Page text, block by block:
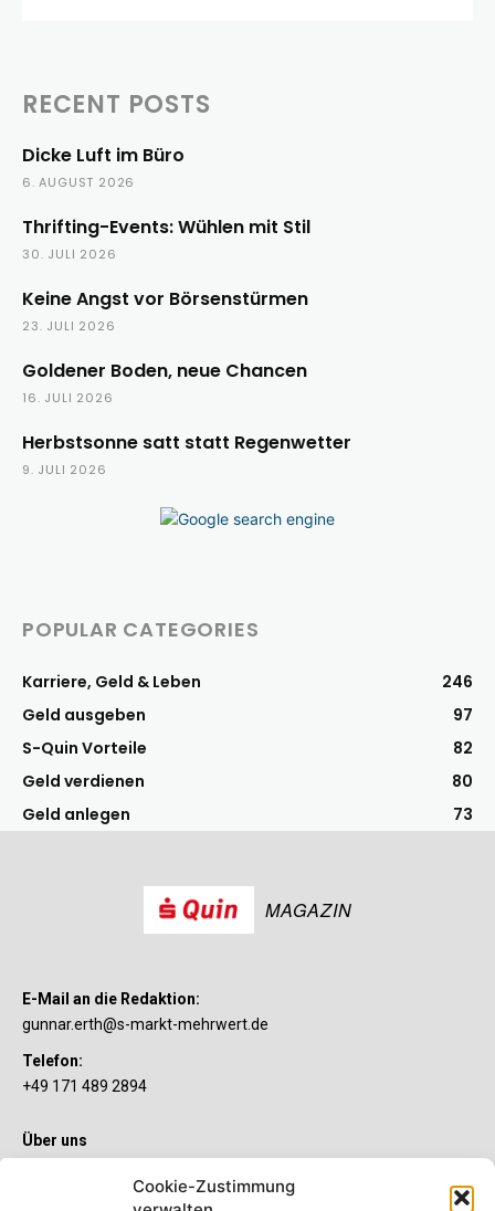
Cookie-Zustimmung
RECENT POSTS
Dicke Luft im Büro
6. AUGUST 2026
Thrifting-Events: Wühlen mit Stil
30. JULI 2026
Keine Angst vor Börsenstürmen
23. JULI 2026
Goldener Boden, neue Chancen
16. JULI 2026
Herbstsonne satt statt Regenwetter
9. JULI 2026
POPULAR CATEGORIES
Karriere, Geld & Leben
246
Geld ausgeben
97
S-Quin Vorteile
82
Geld verdienen
80
Geld anlegen
73
MAGAZIN
E-Mail an die Redaktion:
gunnar.erth@s-markt-mehrwert.de
Telefon:
+49 171 489 2894
Über uns
Sie wollen mehr als ein gewöhnliches Girokonto? Dann ist unser